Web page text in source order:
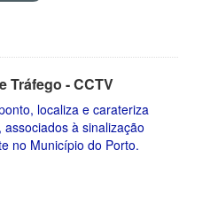
Tráfego - CCTV
localiza e carateriza
à sinalização
no Município do Porto.